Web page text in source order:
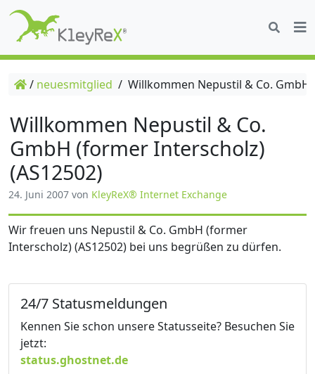
/ neuesmitglied / Willkommen Nepustil & Co.
Willkommen Nepustil & Co.
GmbH (former Interscholz)
(AS12502)
24. Juni 2007 von KleyReX® Internet Exchange
Wir freuen uns Nepustil & Co. GmbH (former
Interscholz) (AS12502) bei uns begrüßen zu dürfen.
24/7 Statusmeldungen
Kennen Sie schon unsere Statusseite? Besuchen Sie
jetzt:
status.ghostnet.de